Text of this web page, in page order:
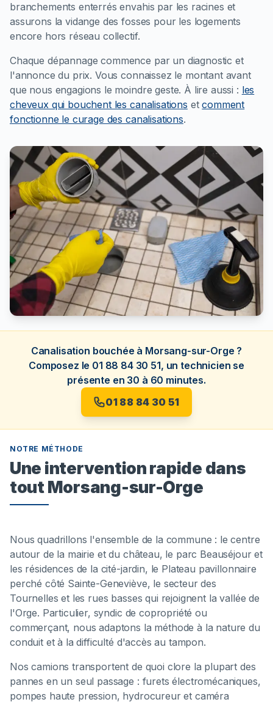
branchements enterrés envahis par les racines et
assurons la vidange des fosses pour les logements
encore hors réseau collectif.
Chaque dépannage commence par un diagnostic et
l'annonce du prix. Vous connaissez le montant avant
que nous engagions le moindre geste. À lire aussi : les
cheveux qui bouchent les canalisations etcomment
fonctionne le curage des canalisations.
Canalisation bouchée à Morsang-sur-Orge ?
Composez le 01 88 84 30 51, un technicien se
présente en 30 à 60 minutes.
01 88 84 30 51
NOTRE MÉTHODE
Une intervention rapide dans
tout Morsang-sur-Orge
Nous quadrillons l'ensemble de la commune : le centre
autour de la mairie et du château, le parc Beauséjour et
les résidences de la cité-jardin, le Plateau pavillonnaire
perché côté Sainte-Geneviève, le secteur des
Tournelles et les rues basses qui rejoignent la vallée de
l'Orge. Particulier, syndic de copropriété ou
commerçant, nous adaptons la méthode à la nature du
conduit et à la difficulté d'accès au tampon.
Nos camions transportent de quoi clore la plupart des
pannes en un seul passage : furets électromécaniques,
pompes haute pression, hydrocureur et caméra